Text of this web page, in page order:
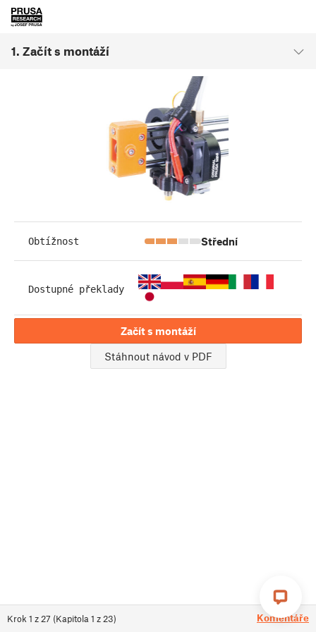
1. Začít s montáží
Krok 1 z 27 (Kapitola 1 z 23) Komentáře
Obtížnost Střední
Dostupné překlady
Začít s montáží
Stáhnout návod v PDF